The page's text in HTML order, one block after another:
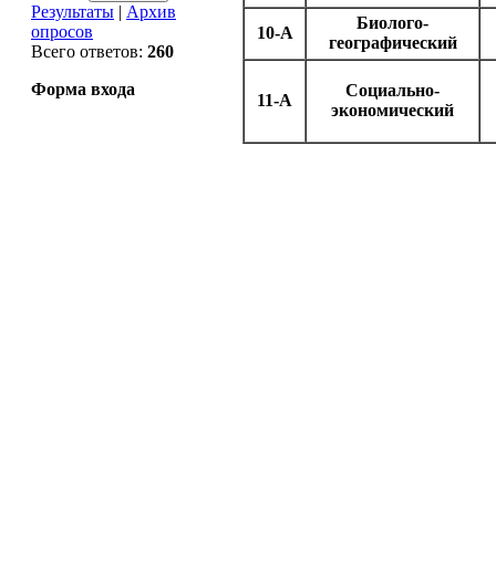
Результаты | Архив
опросов
Всего ответов: 260
Форма входа
10-А
Биолого-
географический
11-А
Социально-
экономический